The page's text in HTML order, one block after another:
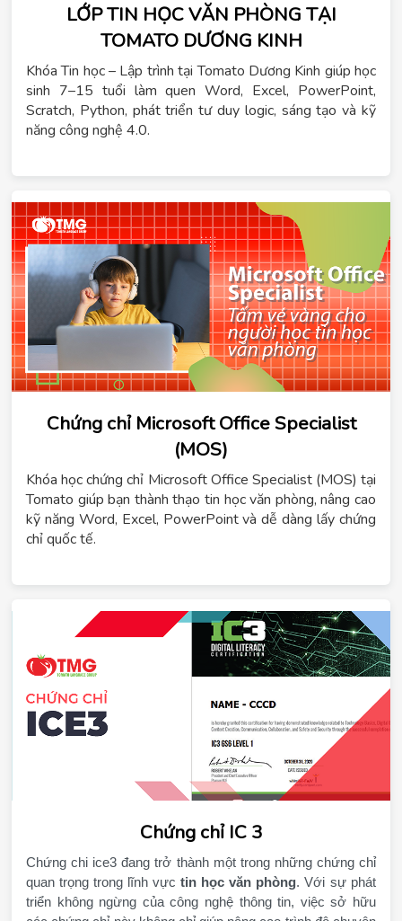
LỚP TIN HỌC VĂN PHÒNG TẠI
TOMATO DƯƠNG KINH
Khóa Tin học – Lập trình tại Tomato Dương Kinh giúp học
sinh 7–15 tuổi làm quen Word, Excel, PowerPoint,
Scratch, Python, phát triển tư duy logic, sáng tạo và kỹ
năng công nghệ 4.0.
Chứng chỉ Microsoft Office Specialist
(MOS)
Khóa học chứng chỉ Microsoft Office Specialist (MOS) tại
Tomato giúp bạn thành thạo tin học văn phòng, nâng cao
kỹ năng Word, Excel, PowerPoint và dễ dàng lấy chứng
chỉ quốc tế.
Chứng chỉ IC 3
Chứng chi ice3 đang trở thành một trong những chứng chỉ
quan trọng trong lĩnh vực tin học văn phòng. Với sự phát
triển không ngừng của công nghệ thông tin, việc sở hữu